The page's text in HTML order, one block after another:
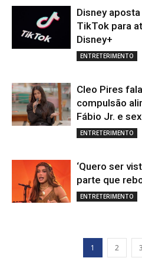
Disney
TikTok para
Disney+
ENTRETERIMENTO
Cleo Pires
compulsão
Fábio Jr. e
ENTRETERIMENTO
‘Quero ser
parte que
ENTRETERIMENTO
1 2 3